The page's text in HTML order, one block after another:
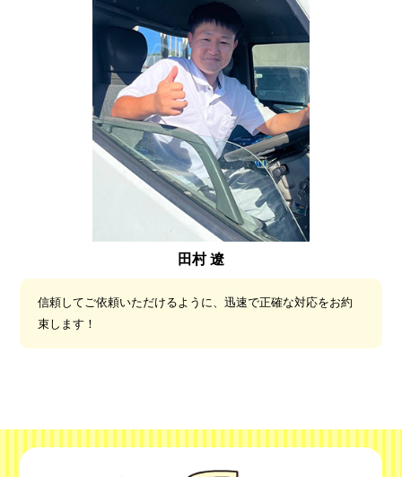
田村 遼
信頼してご依頼いただけるように、迅速で正確な対応をお約
束します！